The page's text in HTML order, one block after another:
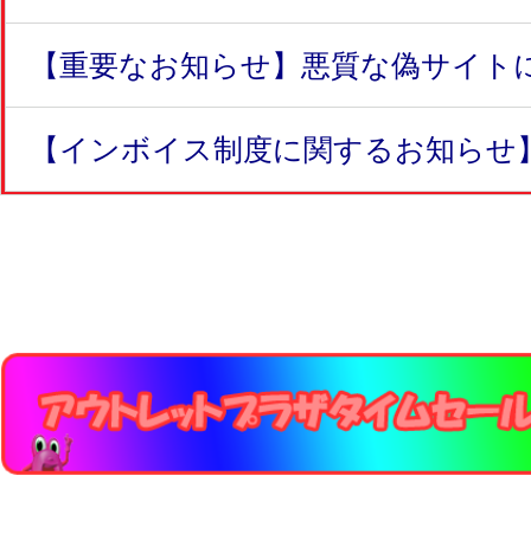
【重要なお知らせ】悪質な偽サイト
【インボイス制度に関するお知らせ